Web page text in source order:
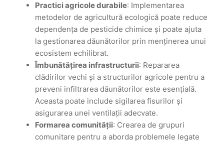
Practici agricole durabile: Implementarea
metodelor de agricultură ecologică poate reduce
dependența de pesticide chimice și poate ajuta
la gestionarea dăunătorilor prin menținerea unui
ecosistem echilibrat.
Îmbunătățirea infrastructurii: Repararea
clădirilor vechi și a structurilor agricole pentru a
preveni infiltrarea dăunătorilor este esențială.
Aceasta poate include sigilarea fisurilor și
asigurarea unei ventilații adecvate.
Formarea comunității: Crearea de grupuri
comunitare pentru a aborda problemele legate